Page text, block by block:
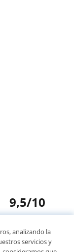
9,5/10
analizando la
servicios y